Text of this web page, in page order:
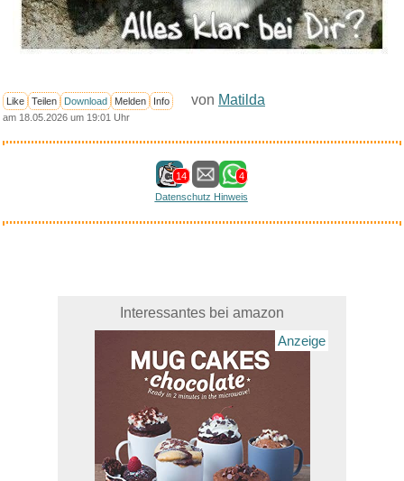
Like Teilen Download Melden Info von Matilda
am 18.05.2026 um 19:01 Uhr
14
4
Datenschutz Hinweis
Interessantes bei amazon
Anzeige